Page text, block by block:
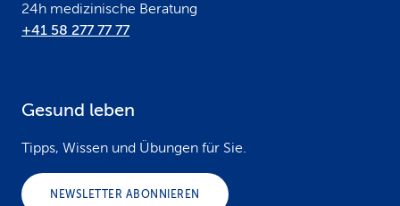
24h medizinische Beratung
+41 58 277 77 77
Gesund leben
Tipps, Wissen und Übungen für Sie.
NEWSLETTER ABONNIEREN